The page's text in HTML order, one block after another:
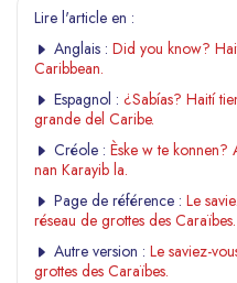
Lire l'article en :
Anglais : Did you know?
Caribbean.
Espagnol : ¿Sabías? Haití
grande del Caribe.
Créole : Èske w te konnen?
nan Karayib la.
Page de référence : Le
réseau de grottes des Caraïbes.
Autre version : Le saviez-
grottes des Caraïbes.